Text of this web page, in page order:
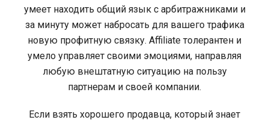
умеет находить общий язык с арбитражниками и
за минуту может набросать для вашего трафика
новую профитную связку. Affiliate толерантен и
умело управляет своими эмоциями, направляя
любую внештатную ситуацию на пользу
партнерам и своей компании.
Если взять хорошего продавца, который знает